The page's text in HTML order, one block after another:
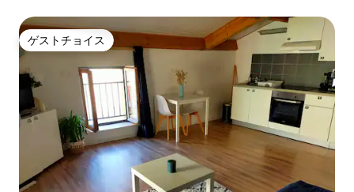
ゲストチョイス
ゲストチョイス